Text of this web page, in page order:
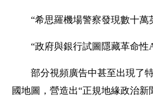
“希思羅機場警察發現數十萬
“政府與銀行試圖隱藏革命性
部分視頻廣告中甚至出現了
國地圖，營造出“正規地緣政治